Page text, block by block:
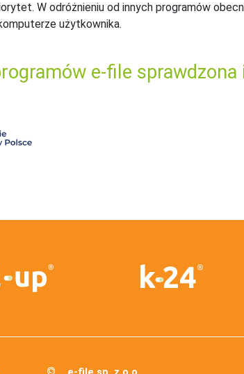
W odróżnieniu od innych programów
użytkownika.
e-file sprawdzona